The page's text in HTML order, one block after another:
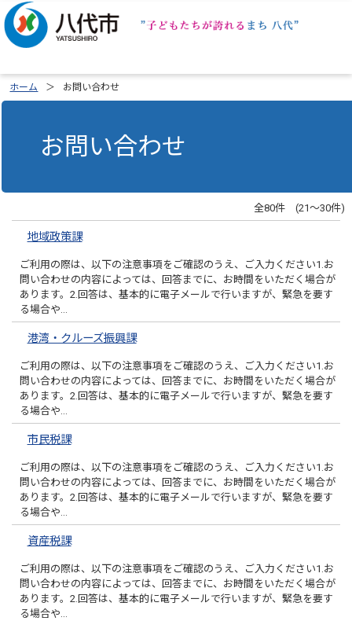
ホーム お問い合わせ
お問い合わせ
全80件 (21～30件)
地域政策課
ご利用の際は、以下の注意事項をご確認のうえ、ご入力ください1.お
問い合わせの内容によっては、回答までに、お時間をいただく場合が
あります。2.回答は、基本的に電子メールで行いますが、緊急を要す
る場合や…
港湾・クルーズ振興課
ご利用の際は、以下の注意事項をご確認のうえ、ご入力ください1.お
問い合わせの内容によっては、回答までに、お時間をいただく場合が
あります。2.回答は、基本的に電子メールで行いますが、緊急を要す
る場合や…
市民税課
ご利用の際は、以下の注意事項をご確認のうえ、ご入力ください1.お
問い合わせの内容によっては、回答までに、お時間をいただく場合が
あります。2.回答は、基本的に電子メールで行いますが、緊急を要す
る場合や…
資産税課
ご利用の際は、以下の注意事項をご確認のうえ、ご入力ください1.お
問い合わせの内容によっては、回答までに、お時間をいただく場合が
あります。2.回答は、基本的に電子メールで行いますが、緊急を要す
る場合や…